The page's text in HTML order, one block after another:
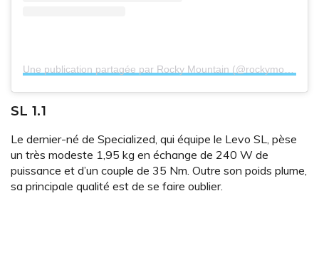
Une publication partagée par Rocky Mountain (@rockymountainbicycles)
SL 1.1
Le dernier-né de Specialized, qui équipe le Levo SL, pèse
un très modeste 1,95 kg en échange de 240 W de
puissance et d’un couple de 35 Nm. Outre son poids plume,
sa principale qualité est de se faire oublier.